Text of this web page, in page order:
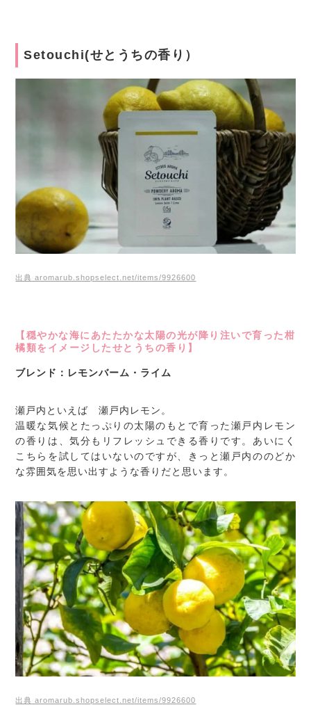
Setouchi(せとうちの香り）
出典 aromarub.shopselect.net/items/9926600
【穏やかな海にあたたかな太陽の光が降り注いで育った柑
橘類をイメージしたせとうちの香り】
ブレンド：レモンバーム・ライム
瀬戸内といえば 瀬戸内レモン。
温暖な気候とたっぷりの太陽のもとで育った瀬戸内レモン
の香りは、気分もリフレッシュできる香りです。あいにく
こちらを試してはいないのですが、きっと瀬戸内ののどか
な雰囲気を思い出すような香りだと思います。
出典 aromarub.shopselect.net/items/9926600